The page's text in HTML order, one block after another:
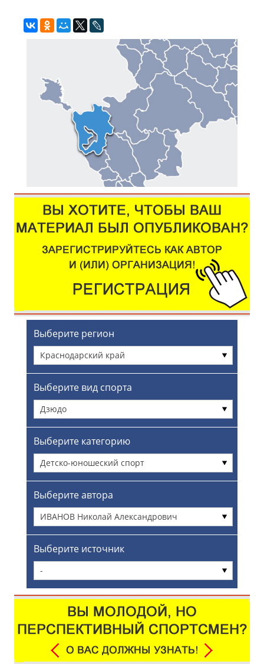
Выберите регион
Краснодарский край
Выберите вид спорта
Дзюдо
Выберите категорию
Детско-юношеский спорт
Выберите автора
ИВАНОВ Николай Александрович
Выберите источник
-